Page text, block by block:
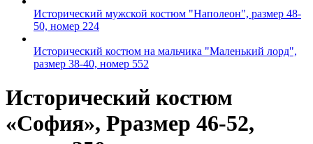
Исторический мужской костюм "Наполеон", размер 48-
50, номер 224
Исторический костюм на мальчика "Маленький лорд",
размер 38-40, номер 552
Исторический костюм
«София», Рразмер 46-52,